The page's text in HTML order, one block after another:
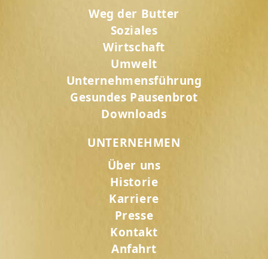
Weg der Butter
Soziales
Wirtschaft
Umwelt
Unternehmensführung
Gesundes Pausenbrot
Downloads
UNTERNEHMEN
Über uns
Historie
Karriere
Presse
Kontakt
Anfahrt